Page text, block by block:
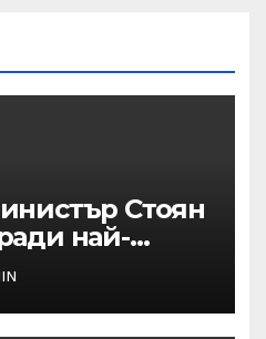
Стоян
най-
на